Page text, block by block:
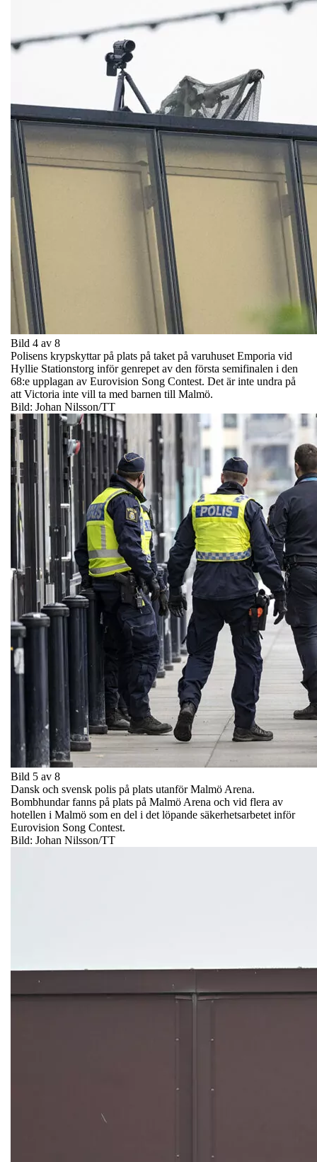
Bild 4 av 8
Polisens krypskyttar på plats på taket på varuhuset Emporia vid
Hyllie Stationstorg inför genrepet av den första semifinalen i den
68:e upplagan av Eurovision Song Contest. Det är inte undra på
att Victoria inte vill ta med barnen till Malmö.
Bild: Johan Nilsson/TT
Bild 5 av 8
Dansk och svensk polis på plats utanför Malmö Arena.
Bombhundar fanns på plats på Malmö Arena och vid flera av
hotellen i Malmö som en del i det löpande säkerhetsarbetet inför
Eurovision Song Contest.
Bild: Johan Nilsson/TT